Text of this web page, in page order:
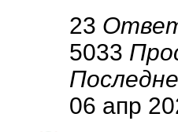
23
5033
06 апр